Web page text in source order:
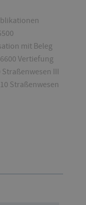
mit Beleg
Vertiefung
Straßenwesen III
Straßenwesen